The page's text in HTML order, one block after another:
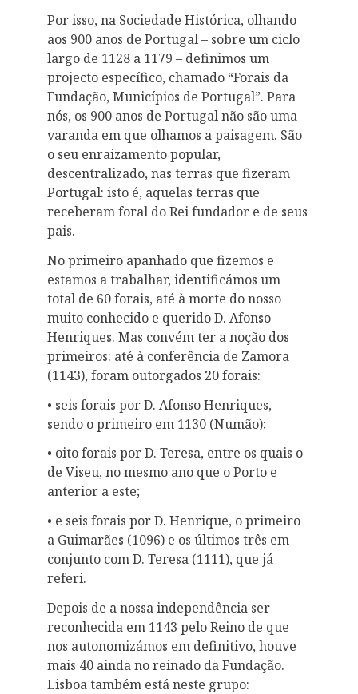
Por isso, na Sociedade Histórica, olhando
aos 900 anos de Portugal – sobre um ciclo
largo de 1128 a 1179 – definimos um
projecto específico, chamado “Forais da
Fundação, Municípios de Portugal”. Para
nós, os 900 anos de Portugal não são uma
varanda em que olhamos a paisagem. São
o seu enraizamento popular,
descentralizado, nas terras que fizeram
Portugal: isto é, aquelas terras que
receberam foral do Rei fundador e de seus
pais.
No primeiro apanhado que fizemos e
estamos a trabalhar, identificámos um
total de 60 forais, até à morte do nosso
muito conhecido e querido D. Afonso
Henriques. Mas convém ter a noção dos
primeiros: até à conferência de Zamora
(1143), foram outorgados 20 forais:
• seis forais por D. Afonso Henriques,
sendo o primeiro em 1130 (Numão);
• oito forais por D. Teresa, entre os quais o
de Viseu, no mesmo ano que o Porto e
anterior a este;
• e seis forais por D. Henrique, o primeiro
a Guimarães (1096) e os últimos três em
conjunto com D. Teresa (1111), que já
referi.
Depois de a nossa independência ser
reconhecida em 1143 pelo Reino de que
nos autonomizámos em definitivo, houve
mais 40 ainda no reinado da Fundação.
Lisboa também está neste grupo: